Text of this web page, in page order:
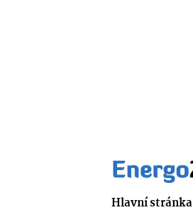
Hlavní stránka